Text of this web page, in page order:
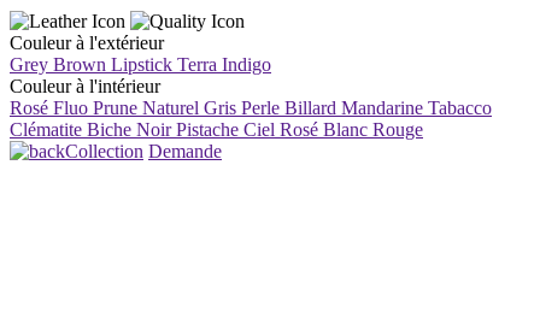
Couleur à l'extérieur
Grey Brown Lipstick Terra Indigo
Couleur à l'intérieur
Rosé Fluo Prune Naturel Gris Perle Billard Mandarine Tabacco
Clématite Biche Noir Pistache Ciel Rosé Blanc Rouge
Collection Demande